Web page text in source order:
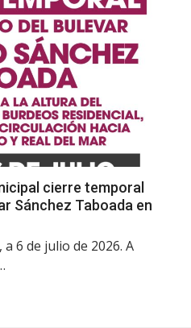
cierre temporal
Sánchez Taboada en
6 de julio de 2026. A